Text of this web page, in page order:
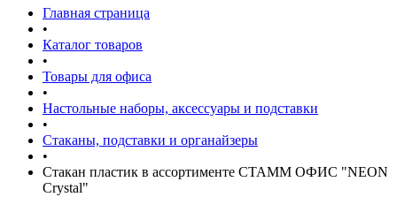
Главная страница
•
Каталог товаров
•
Товары для офиса
•
Настольные наборы, аксессуары и подставки
•
Стаканы, подставки и органайзеры
•
Стакан пластик в ассортименте СТАММ ОФИС "NEON
Crystal"